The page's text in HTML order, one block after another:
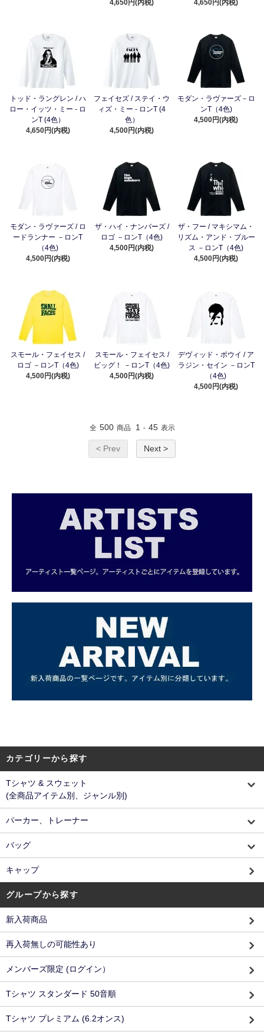
4,650円(内税) 4,650円(内税)
トッド・ラングレン / ハ
ロー・イッツ・ミー - ロ
ンT (4色）
4,650円(内税)
フェイセズ / ステイ・ウ
ィズ・ミー - ロンT (4
色）
4,500円(内税)
モダン・ラヴァーズ－ロ
ンT（4色)
4,500円(内税)
モダン・ラヴァーズ / ロ
ードランナー －ロンT
（4色)
4,500円(内税)
ザ・ハイ・ナンバーズ /
ロゴ －ロンT（4色)
4,500円(内税)
ザ・フー / マキシマム・
リズム・アンド・ブルー
ス －ロンT（4色)
4,500円(内税)
スモール・フェイセス /
ロゴ －ロンT（4色)
4,500円(内税)
スモール・フェイセス /
ビッグ！ －ロンT（4色)
4,500円(内税)
デヴィッド・ボウイ / ア
ラジン・セイン －ロンT
（4色)
4,500円(内税)
全 500 商品 1 - 45 表示
< Prev Next >
カテゴリーから探す
Tシャツ & スウェット
(全商品アイテム別、ジャンル別)
パーカー、トレーナー
バッグ
キャップ
グループから探す
新入荷商品
再入荷無しの可能性あり
メンバーズ限定 (ログイン）
Tシャツ スタンダード 50音順
Tシャツ プレミアム (6.2オンス)